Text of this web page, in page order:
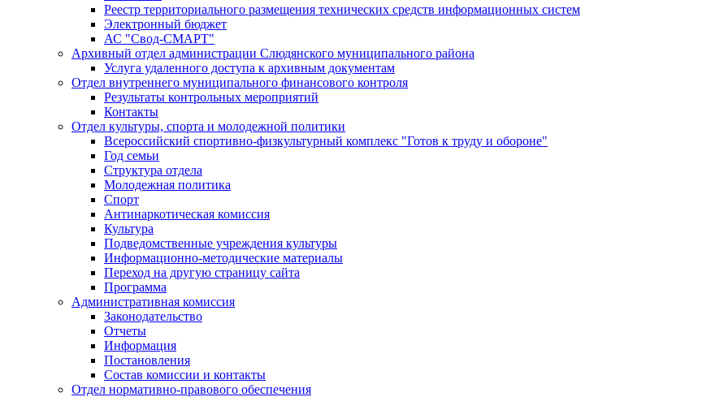
Реестр территориального размещения технических средств информационных систем
Электронный бюджет
АС "Свод-СМАРТ"
Архивный отдел администрации Слюдянского муниципального района
Услуга удаленного доступа к архивным документам
Отдел внутреннего муниципального финансового контроля
Результаты контрольных мероприятий
Контакты
Отдел культуры, спорта и молодежной политики
Всероссийский спортивно-физкультурный комплекс "Готов к труду и обороне"
Год семьи
Структура отдела
Молодежная политика
Спорт
Антинаркотическая комиссия
Культура
Подведомственные учреждения культуры
Информационно-методические материалы
Переход на другую страницу сайта
Программа
Административная комиссия
Законодательство
Отчеты
Информация
Постановления
Состав комиссии и контакты
Отдел нормативно-правового обеспечения